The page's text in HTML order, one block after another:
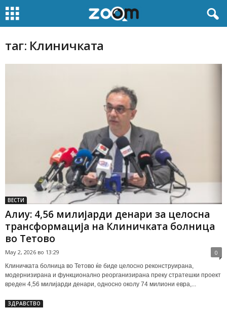
таг: Клиничката
ВЕСТИ
Алиу: 4,56 милијарди денари за целосна
трансформација на Клиничката болница
во Тетово
May 2, 2026 во 13:29 0
Клиничката болница во Тетово ќе биде целосно реконструирана,
модернизирана и функционално реорганизирана преку стратешки проект
вреден 4,56 милијарди денари, односно околу 74 милиони евра,...
ЗДРАВСТВО